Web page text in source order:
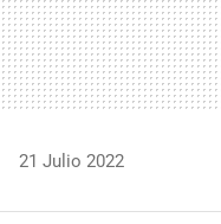
21 Julio 2022